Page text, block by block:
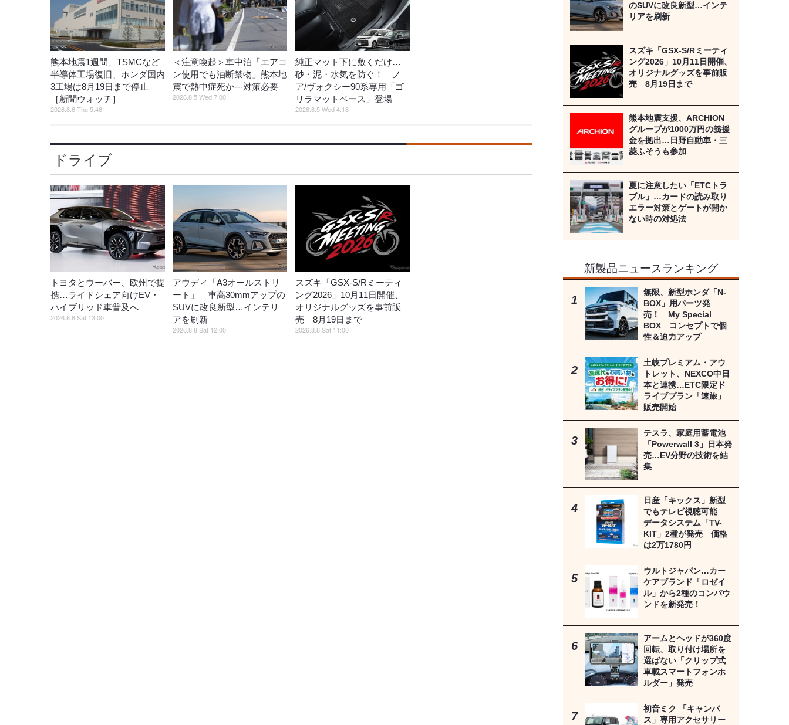
熊本地震1週間、TSMCなど
半導体工場復旧、ホンダ国内
3工場は8月19日まで停止
［新聞ウォッチ］
2026.8.6 Thu 5:46
＜注意喚起＞車中泊「エアコ
ン使用でも油断禁物」熊本地
震で熱中症死か---対策必要
2026.8.5 Wed 7:00
純正マット下に敷くだけ…
砂・泥・水気を防ぐ！ ノ
ア/ヴォクシー90系専用「ゴ
リラマットベース」登場
2026.8.5 Wed 4:18
ドライブ
トヨタとウーバー、欧州で提
携…ライドシェア向けEV・
ハイブリッド車普及へ
2026.8.8 Sat 13:00
アウディ「A3オールストリ
ート」 車高30mmアップの
SUVに改良新型…インテリ
アを刷新
2026.8.8 Sat 12:00
スズキ「GSX-S/Rミーティ
ング2026」10月11日開催、
オリジナルグッズを事前販
売 8月19日まで
2026.8.8 Sat 11:00
のSUVに改良新型…インテ
リアを刷新
スズキ「GSX-S/Rミーティ
ング2026」10月11日開催、
オリジナルグッズを事前販
売 8月19日まで
熊本地震支援、ARCHION
グループが1000万円の義援
金を拠出…日野自動車・三
菱ふそうも参加
夏に注意したい「ETCトラ
ブル」…カードの読み取り
エラー対策とゲートが開か
ない時の対処法
新製品ニュースランキング
無限、新型ホンダ「N-
BOX」用パーツ発
売！ My Special
BOX コンセプトで個
性＆迫力アップ
土岐プレミアム・アウ
トレット、NEXCO中日
本と連携…ETC限定ド
ライブプラン「速旅」
販売開始
テスラ、家庭用蓄電池
「Powerwall 3」日本発
売…EV分野の技術を結
集
日産「キックス」新型
でもテレビ視聴可能
データシステム「TV-
KIT」2種が発売 価格
は2万1780円
ウルトジャパン…カー
ケアブランド「ロゼイ
ル」から2種のコンパウ
ンドを新発売！
アームとヘッドが360度
回転、取り付け場所を
選ばない「クリップ式
車載スマートフォンホ
ルダー」発売
初音ミク 「キャンバ
ス」専用アクセサリー